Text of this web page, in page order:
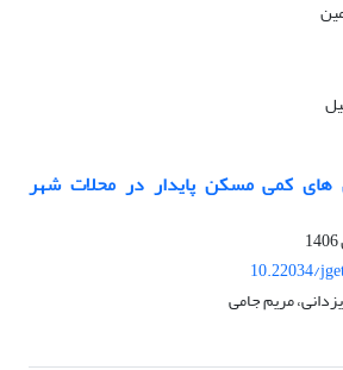
کمی مسکن پایدار در محلات شهر
10.22034/
مریم جامی